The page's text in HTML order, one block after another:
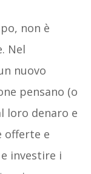
non è
Nel
nuovo
pensano (o
loro denaro e
offerte e
investire i